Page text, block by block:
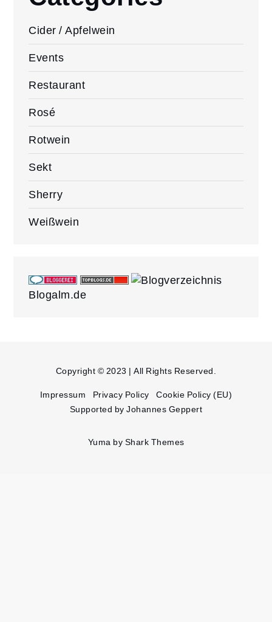
Cider / Apfelwein
Events
Restaurant
Rosé
Rotwein
Sekt
Sherry
Weißwein
Blogalm.de
Copyright © 2023 | All Rights Reserved.
Impressum Privacy Policy
Cookie Policy (EU)
Supported by Johannes Geppert
Yuma by Shark Themes